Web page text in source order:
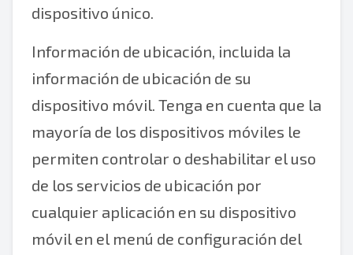
dispositivo único.
Información de ubicación, incluida la
información de ubicación de su
dispositivo móvil. Tenga en cuenta que la
mayoría de los dispositivos móviles le
permiten controlar o deshabilitar el uso
de los servicios de ubicación por
cualquier aplicación en su dispositivo
móvil en el menú de configuración del